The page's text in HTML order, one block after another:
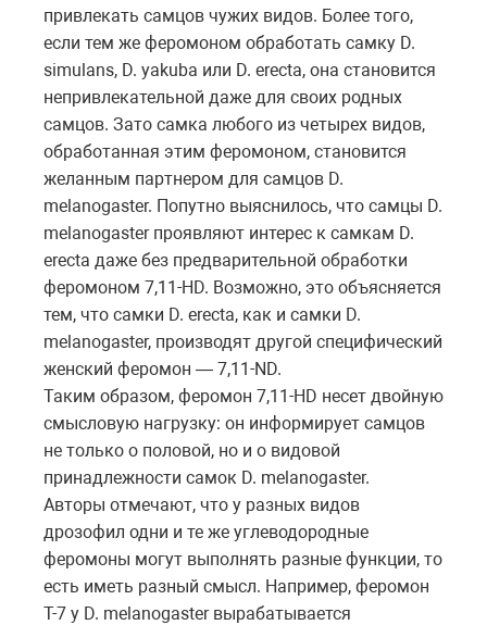
привлекать самцов чужих видов. Более того,
если тем же феромоном обработать самку D.
simulans, D. yakuba или D. erecta, она становится
непривлекательной даже для своих родных
самцов. Зато самка любого из четырех видов,
обработанная этим феромоном, становится
желанным партнером для самцов D.
melanogaster. Попутно выяснилось, что самцы D.
melanogaster проявляют интерес к самкам D.
erecta даже без предварительной обработки
феромоном 7,11-HD. Возможно, это объясняется
тем, что самки D. erecta, как и самки D.
melanogaster, производят другой специфический
женский феромон — 7,11-ND.
Таким образом, феромон 7,11-HD несет двойную
смысловую нагрузку: он информирует самцов
не только о половой, но и о видовой
принадлежности самок D. melanogaster.
Авторы отмечают, что у разных видов
дрозофил одни и те же углеводородные
феромоны могут выполнять разные функции, то
есть иметь разный смысл. Например, феромон
T-7 у D. melanogaster вырабатывается